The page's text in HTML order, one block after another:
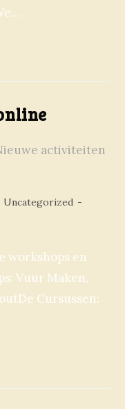
Uncategorized
workshops en
Vuur Maken,
Cursussen: